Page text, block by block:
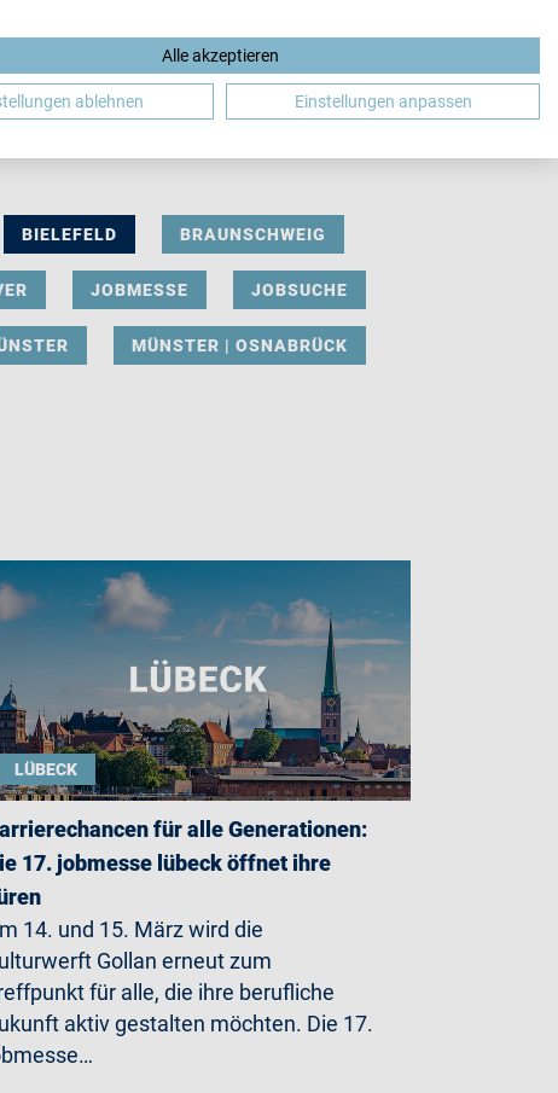
DE
BIELEFELD BRAUNSCHWEIG
JOBMESSE JOBSUCHE
MÜNSTER | OSNABRÜCK
LÜBECK
für alle Generationen:
17. jobmesse lübeck öffnet ihre
14. und 15. März wird die
Gollan erneut zum
für alle, die ihre berufliche
aktiv gestalten möchten. Die 17.
Alle akzeptieren
ablehnen Einstellungen anpassen